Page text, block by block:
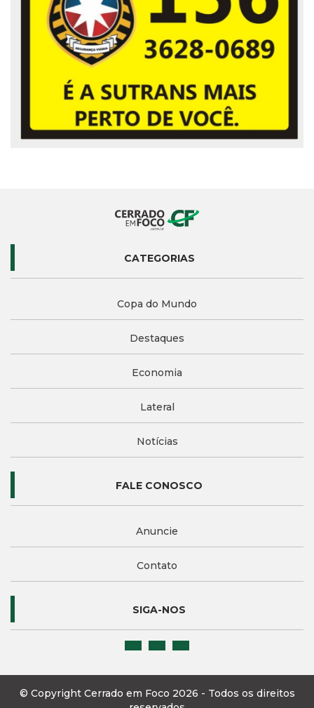
CATEGORIAS
Copa do Mundo
Destaques
Economia
Lateral
Notícias
FALE CONOSCO
Anuncie
Contato
SIGA-NOS
© Copyright Cerrado em Foco 2026 - Todos os direitos